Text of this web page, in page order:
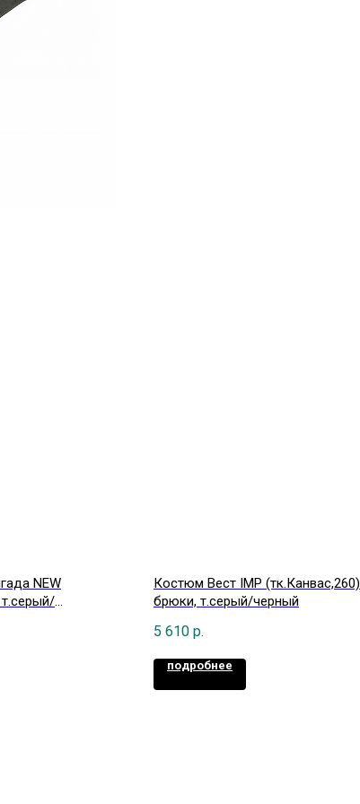
NEW
Костюм Вест IMP (тк.Канвас,260)
брюки, т.серый/черный
5 610 р.
подробнее